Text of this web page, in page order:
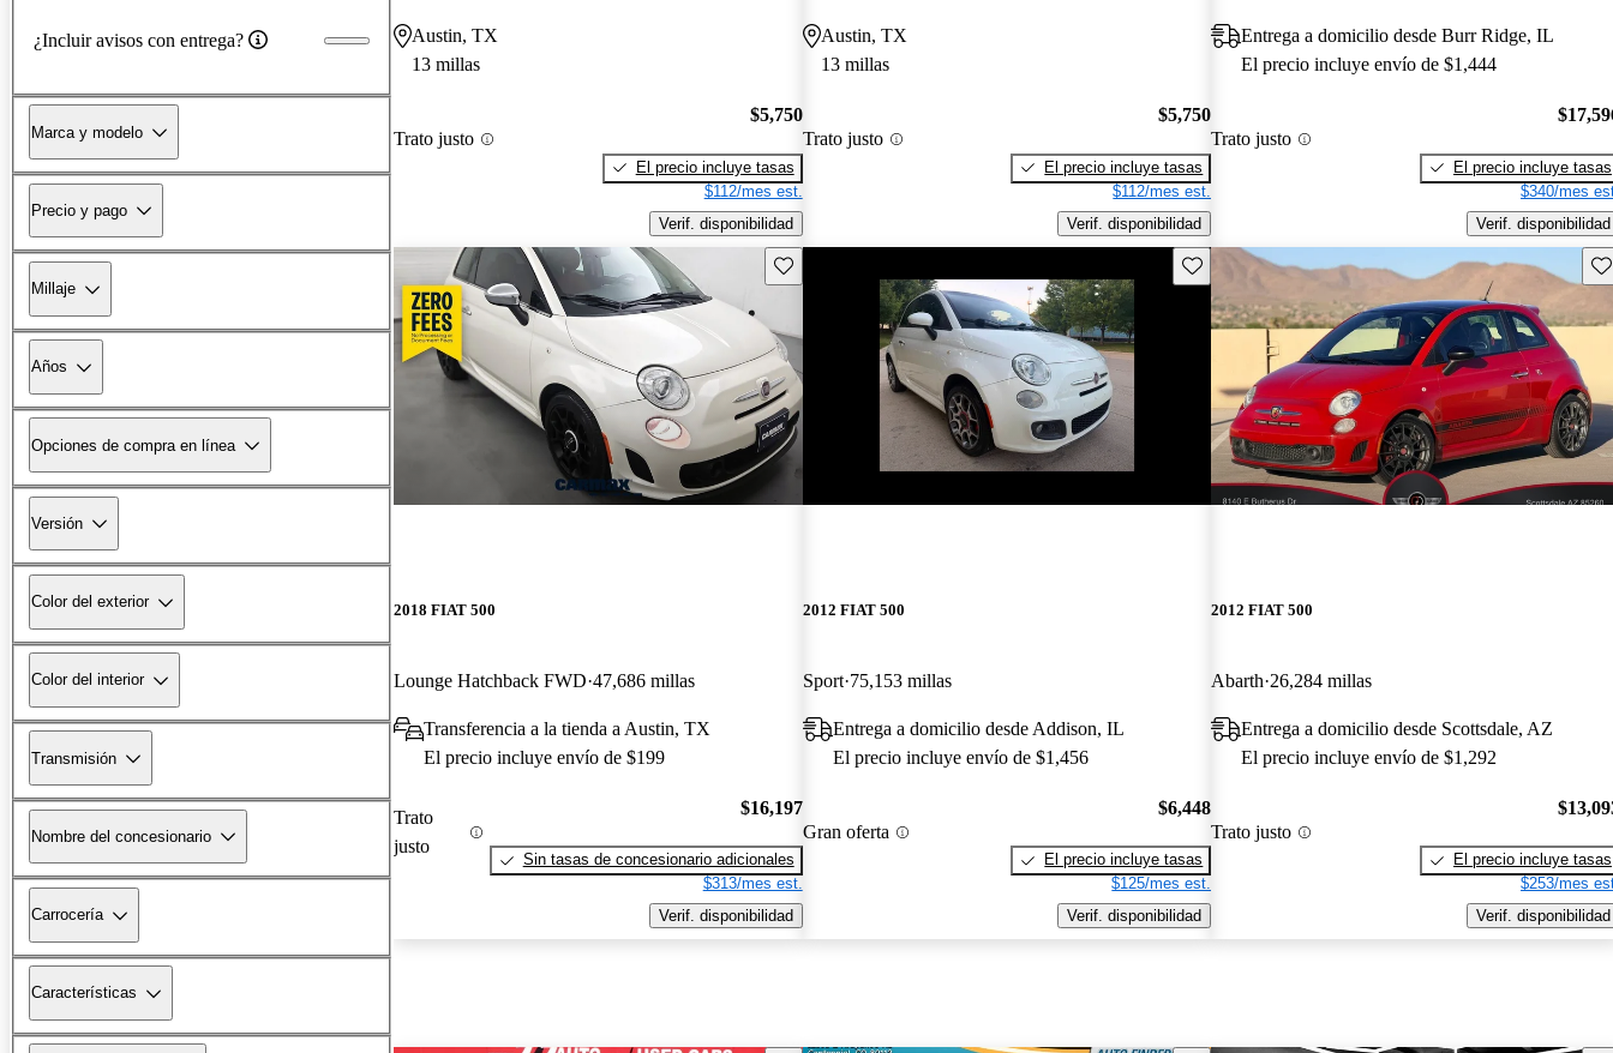
¿Incluir avisos con entrega?
Marca y modelo
Precio y pago
Millaje
Años
Opciones de compra en línea
Versión
Color del exterior
Color del interior
Transmisión
Nombre del concesionario
Carrocería
Características
Austin, TX
13 millas
Trato justo
$5,750
El precio incluye tasas
$112/mes est.
Verif. disponibilidad
Austin, TX
13 millas
Trato justo
$5,750
El precio incluye tasas
$112/mes est.
Verif. disponibilidad
Entrega a domicilio desde Burr Ridge, IL
El precio incluye envío de $1,444
Trato justo
El precio incluye tasas
$340/mes
Verif. disponibilidad
Guarda este Aviso
2018 FIAT 500
Lounge Hatchback FWD 47,686 millas
Transferencia a la tienda a Austin, TX
El precio incluye envío de $199
Trato
justo
$16,197
Sin tasas de concesionario adicionales
$313/mes est.
Verif. disponibilidad
Guarda este Aviso
2012 FIAT 500
Sport 75,153 millas
Entrega a domicilio desde Addison, IL
El precio incluye envío de $1,456
Gran oferta
$6,448
El precio incluye tasas
$125/mes est.
Verif. disponibilidad
2012 FIAT 500
Abarth 26,284 millas
Entrega a domicilio desde Scottsdale, AZ
El precio incluye envío de $1,292
Trato justo
El precio incluye tasas
$253/mes
Verif. disponibilidad